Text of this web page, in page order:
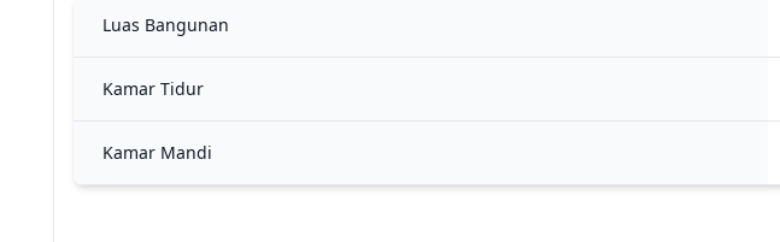
Luas Bangunan
Kamar Tidur
Kamar Mandi